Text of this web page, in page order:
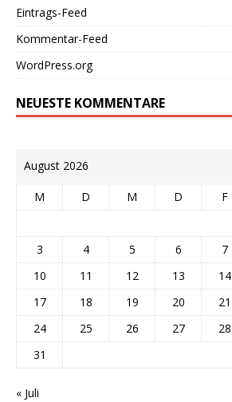
Eintrags-Feed
Kommentar-Feed
WordPress.org
NEUESTE KOMMENTARE
August 2026
M D M D F
3
4 5 6 7
10
11 12 13 14
17
18 19 20 21
24
25 26 27 28
31
« Juli